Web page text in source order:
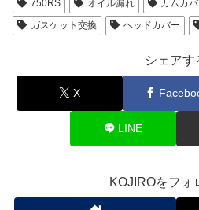
750RS オイル漏れ カムカ
ガスケット交換
ヘッドカバー
シェアす
X
LINE
KOJIROをフォ